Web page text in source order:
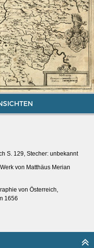
S. 129, Stecher: unbekannt
von Matthäus Merian
von Österreich,
1656